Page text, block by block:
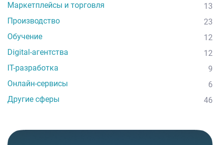
Маркетплейсы и торговля
13
Производство
23
Обучение
12
Digital-агентства
12
IT-разработка
9
Онлайн-сервисы
6
Другие сферы
46